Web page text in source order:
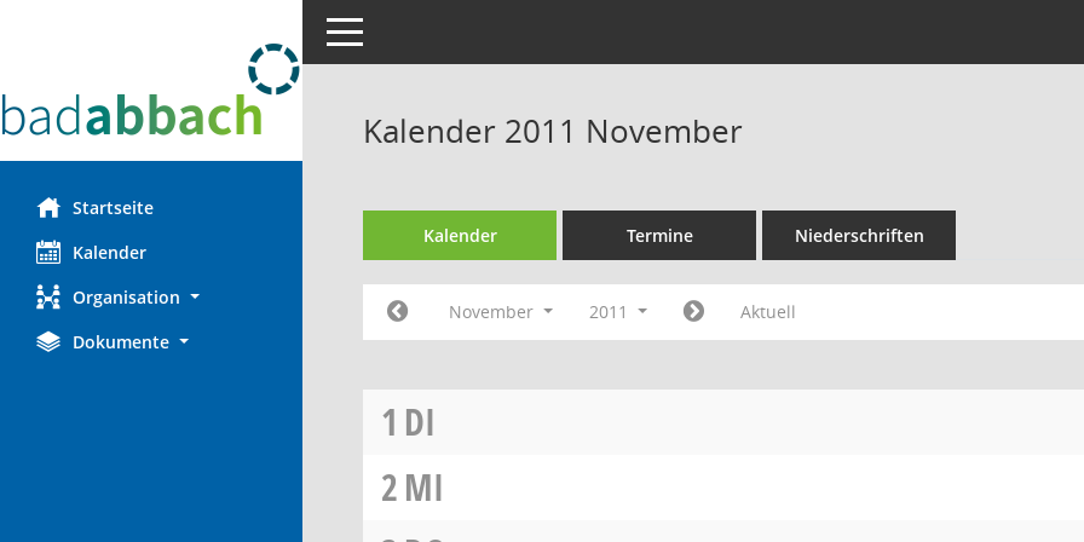
Startseite
Kalender
Organisation
Dokumente
Toggle navigation
Kalender 2011 November
Kalender Termine Niederschriften
November 2011 Aktuell
1 DI
2MI